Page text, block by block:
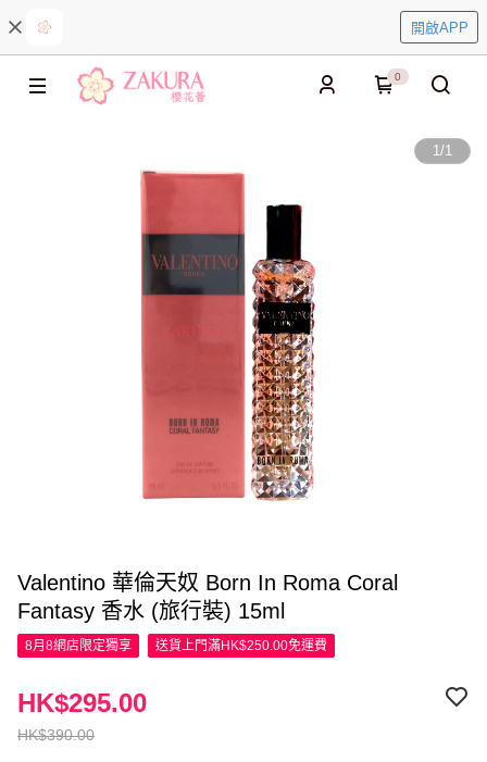
開啟APP
0
1/1
Valentino 華倫天奴 Born In Roma Coral
Fantasy 香水 (旅行裝) 15ml
8月8網店限定獨享 送貨上門滿HK$250.00免運費
HK$390.00
HK$295.00